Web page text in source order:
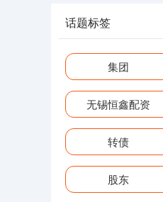
话题标签
集团
无锡恒鑫配资
转债
股东